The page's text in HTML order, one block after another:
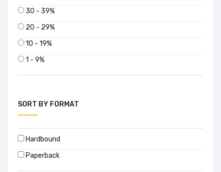
30 - 39%
20 - 29%
10 - 19%
1 - 9%
SORT BY FORMAT
Hardbound
Paperback